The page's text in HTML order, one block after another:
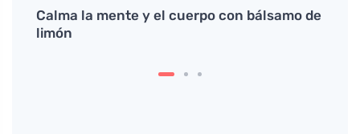
Calma la mente y el cuerpo con bálsamo de
limón